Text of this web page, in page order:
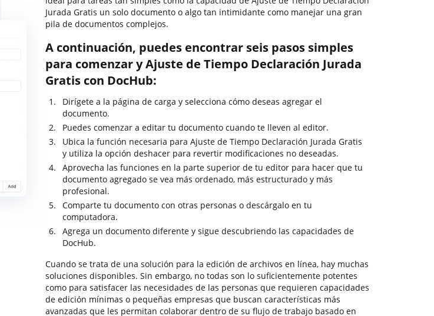
Jurada Gratis un solo documento o algo tan intimidante como manejar una gran
pila de documentos complejos.
A continuación, puedes encontrar seis pasos simples
para comenzar y Ajuste de Tiempo Declaración Jurada
Gratis con DocHub:
Dirígete a la página de carga y selecciona cómo deseas agregar el
documento.
Puedes comenzar a editar tu documento cuando te lleven al editor.
Ubica la función necesaria para Ajuste de Tiempo Declaración Jurada Gratis
y utiliza la opción deshacer para revertir modificaciones no deseadas.
Aprovecha las funciones en la parte superior de tu editor para hacer que tu
documento agregado se vea más ordenado, más estructurado y más
profesional.
Comparte tu documento con otras personas o descárgalo en tu
computadora.
Agrega un documento diferente y sigue descubriendo las capacidades de
DocHub.
Cuando se trata de una solución para la edición de archivos en línea, hay muchas
soluciones disponibles. Sin embargo, no todas son lo suficientemente potentes
como para satisfacer las necesidades de las personas que requieren capacidades
de edición mínimas o pequeñas empresas que buscan características más
avanzadas que les permitan colaborar dentro de su flujo de trabajo basado en